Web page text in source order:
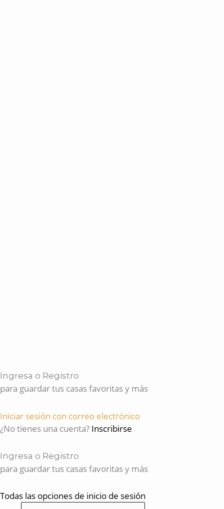
Ingresa o Registro
para guardar tus casas favoritas y más
Iniciar sesión con correo electrónico
¿No tienes una cuenta? Inscribirse
Ingresa o Registro
para guardar tus casas favoritas y más
Todas las opciones de inicio de sesión